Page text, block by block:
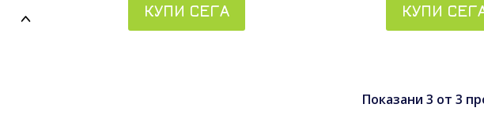
КУПИ СЕГА КУПИ
Показани 3 от 3